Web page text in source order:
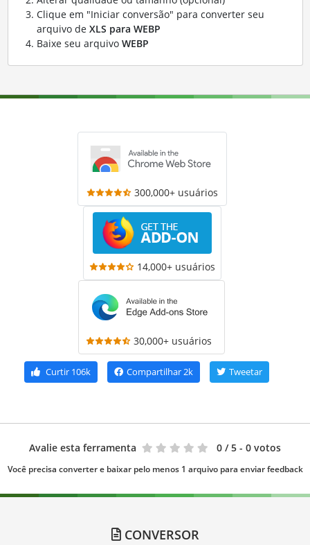
Clique em "Iniciar conversão" para converter seu
arquivo de XLS para WEBP
Baixe seu arquivo WEBP
300,000+ usuários
14,000+ usuários
30,000+ usuários
Curtir 106k Compartilhar2k Tweetar
Avalie esta ferramenta 0 / 5 - 0 votos
Você precisa converter e baixar pelo menos 1 arquivo para enviar feedback
CONVERSOR